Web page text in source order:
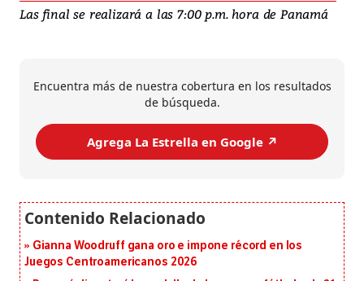
Las final se realizará a las 7:00 p.m. hora de Panamá
Encuentra más de nuestra cobertura en los resultados
de búsqueda.
Agrega La Estrella en Google ↗️
Gianna Woodruff gana oro e impone récord en los
Juegos Centroamericanos 2026